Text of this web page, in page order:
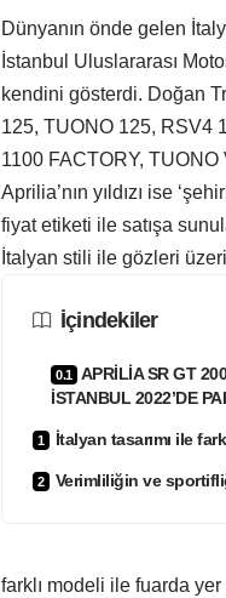
Dünyanın önde gelen
İstanbul Uluslararası
kendini gösterdi. Doğan
125, TUONO 125, RSV4
1100 FACTORY,
Aprilia’nın yıldızı ise
fiyat etiketi ile satışa
İtalyan stili ile gözleri
İçindekiler
APRİLİA SR GT
İSTANBUL 2022’DE
İtalyan tasarımı ile
Verimliliğin ve
farklı modeli ile fuarda